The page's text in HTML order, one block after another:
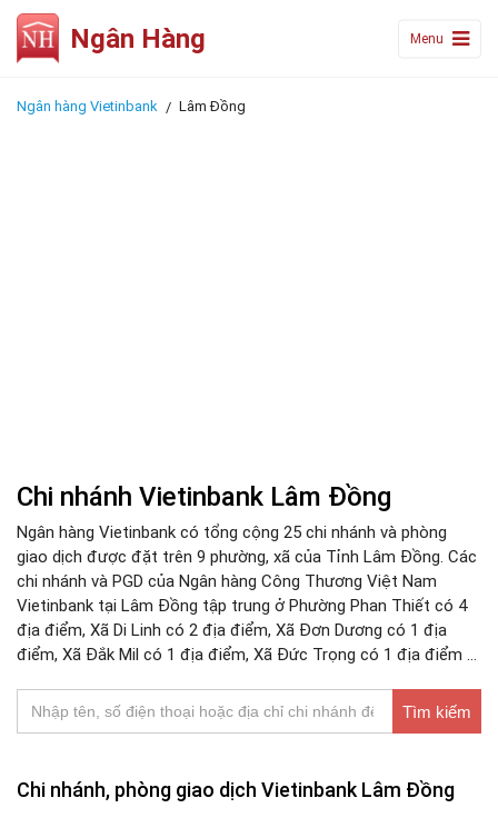
Ngân Hàng Menu
Ngân hàng Vietinbank Lâm Đồng
Chi nhánh Vietinbank Lâm Đồng
Ngân hàng Vietinbank có tổng cộng 25 chi nhánh và phòng
giao dịch được đặt trên 9 phường, xã của Tỉnh Lâm Đồng. Các
chi nhánh và PGD của Ngân hàng Công Thương Việt Nam
Vietinbank tại Lâm Đồng tập trung ở Phường Phan Thiết có 4
địa điểm, Xã Di Linh có 2 địa điểm, Xã Đơn Dương có 1 địa
điểm, Xã Đắk Mil có 1 địa điểm, Xã Đức Trọng có 1 địa điểm ...
Tìm kiếm
Chi nhánh, phòng giao dịch Vietinbank Lâm Đồng